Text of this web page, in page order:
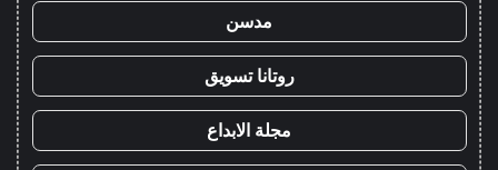
مدسن
روتانا تسويق
مجلة الابداع